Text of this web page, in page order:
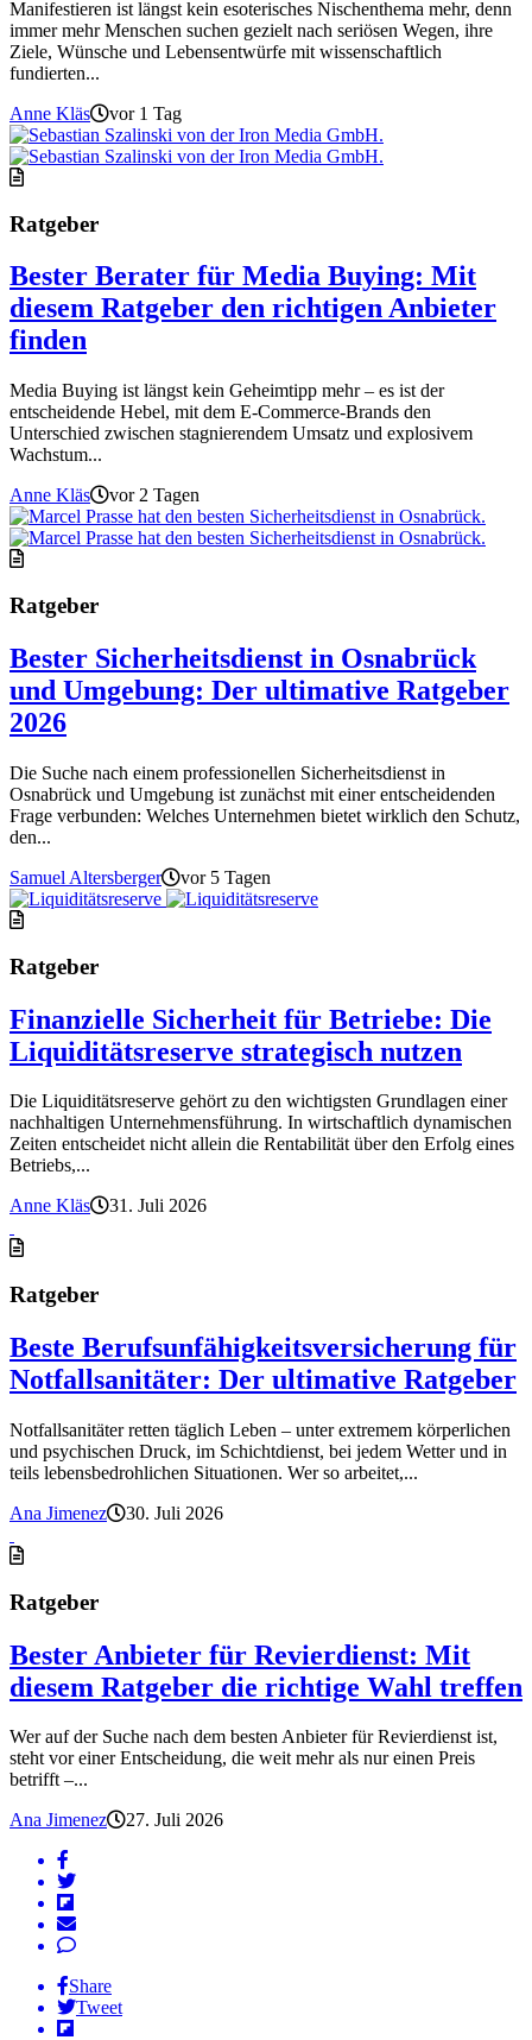
Manifestieren ist längst kein esoterisches Nischenthema mehr, denn
immer mehr Menschen suchen gezielt nach seriösen Wegen, ihre
Ziele, Wünsche und Lebensentwürfe mit wissenschaftlich
fundierten...
Anne Kläs
vor 1 Tag
Ratgeber
Bester Berater für Media Buying: Mit
diesem Ratgeber den richtigen Anbieter
finden
Media Buying ist längst kein Geheimtipp mehr – es ist der
entscheidende Hebel, mit dem E-Commerce-Brands den
Unterschied zwischen stagnierendem Umsatz und explosivem
Wachstum...
Anne Kläs
vor 2 Tagen
Ratgeber
Bester Sicherheitsdienst in Osnabrück
und Umgebung: Der ultimative Ratgeber
2026
Die Suche nach einem professionellen Sicherheitsdienst in
Osnabrück und Umgebung ist zunächst mit einer entscheidenden
Frage verbunden: Welches Unternehmen bietet wirklich den Schutz,
den...
Samuel Altersberger
vor 5 Tagen
Ratgeber
Finanzielle Sicherheit für Betriebe: Die
Liquiditätsreserve strategisch nutzen
Die Liquiditätsreserve gehört zu den wichtigsten Grundlagen einer
nachhaltigen Unternehmensführung. In wirtschaftlich dynamischen
Zeiten entscheidet nicht allein die Rentabilität über den Erfolg eines
Betriebs,...
Anne Kläs
31. Juli 2026
Ratgeber
Beste Berufsunfähigkeitsversicherung für
Notfallsanitäter: Der ultimative Ratgeber
Notfallsanitäter retten täglich Leben – unter extremem körperlichen
und psychischen Druck, im Schichtdienst, bei jedem Wetter und in
teils lebensbedrohlichen Situationen. Wer so arbeitet,...
Ana Jimenez
30. Juli 2026
Ratgeber
Bester Anbieter für Revierdienst: Mit
diesem Ratgeber die richtige Wahl treffen
Wer auf der Suche nach dem besten Anbieter für Revierdienst ist,
steht vor einer Entscheidung, die weit mehr als nur einen Preis
betrifft –...
Ana Jimenez
27. Juli 2026
Share
Tweet